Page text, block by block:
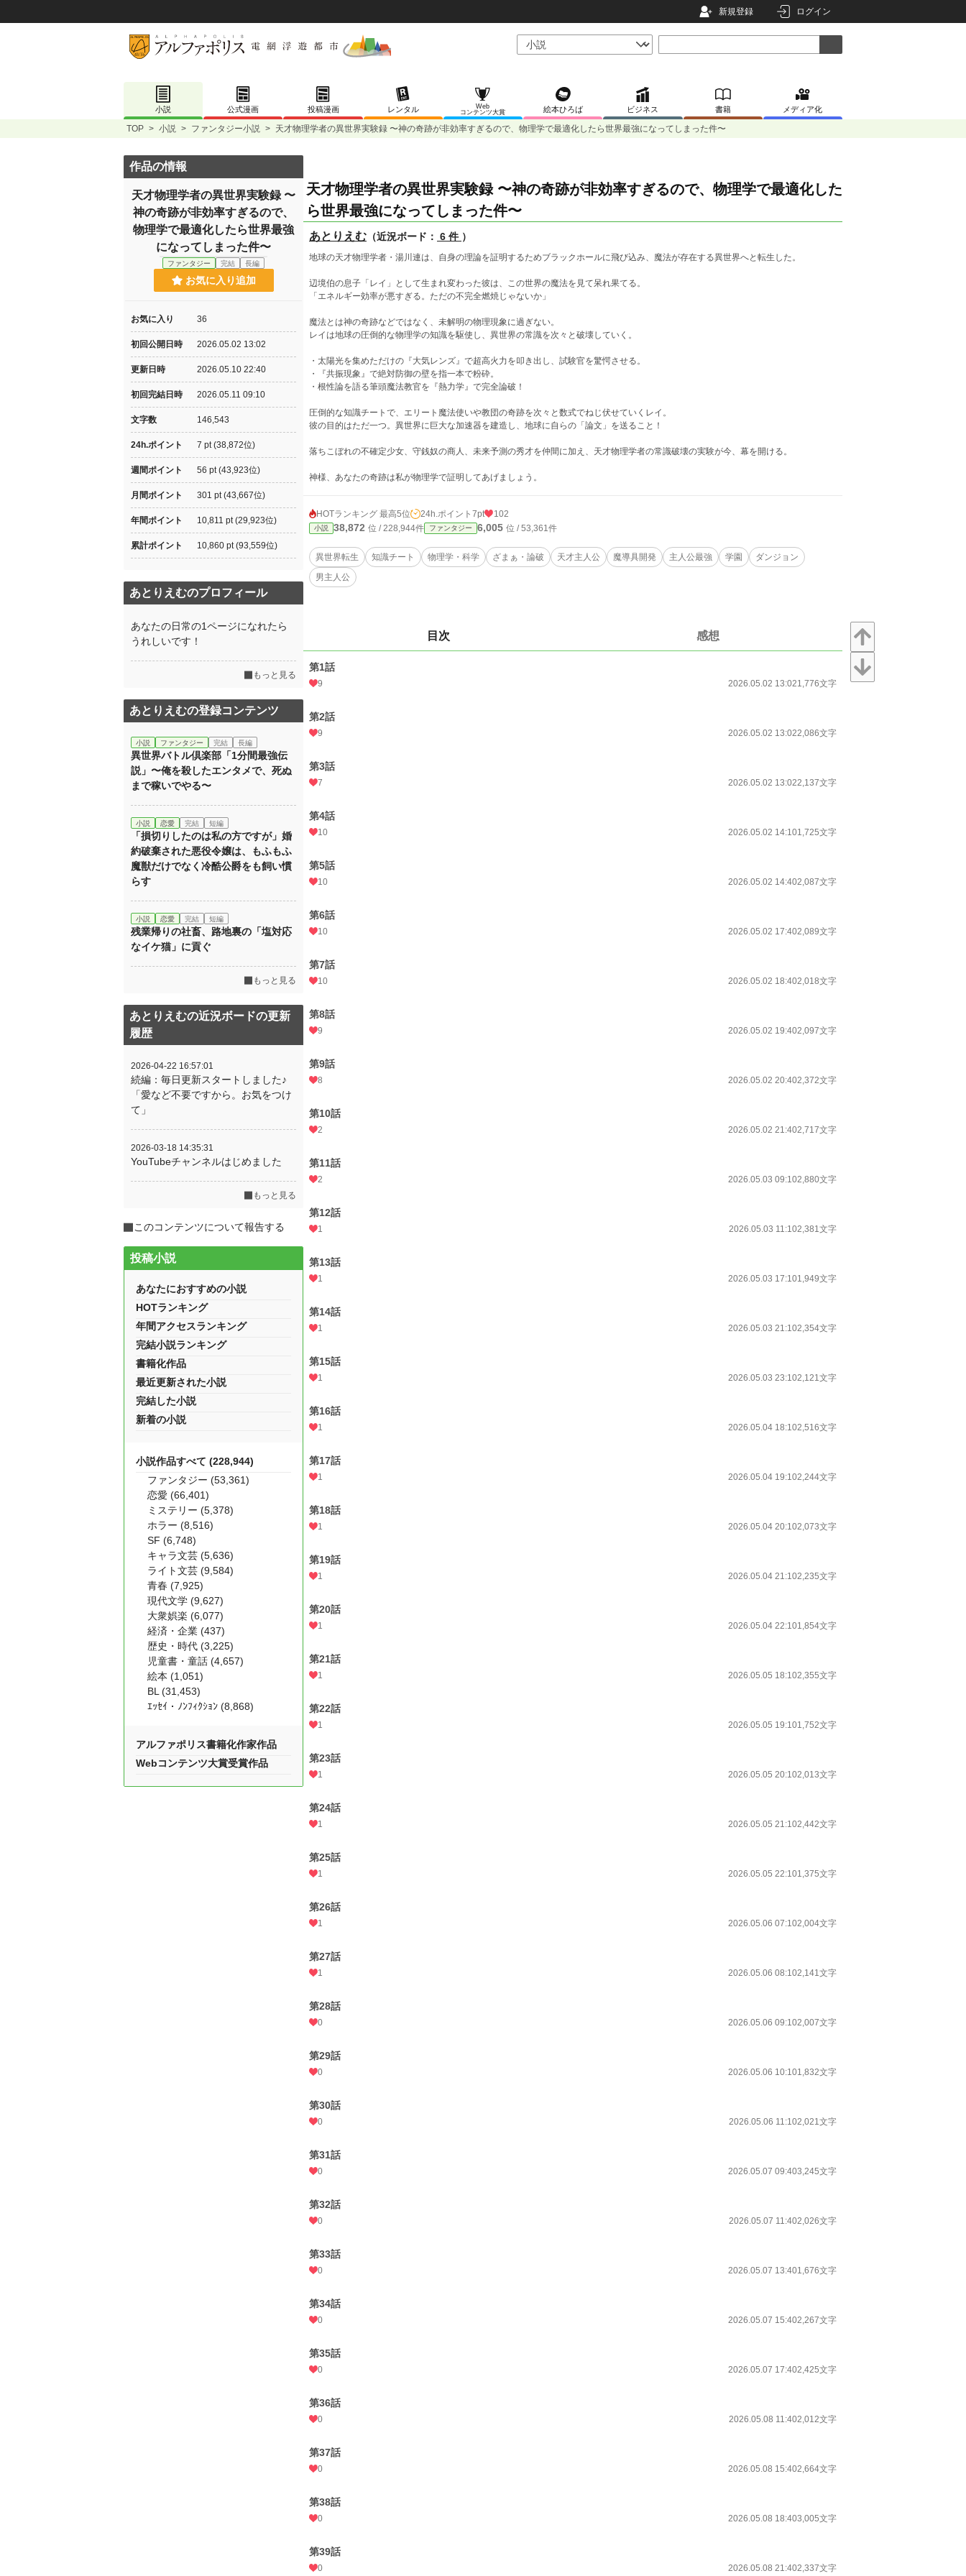
新規登録 ログイン
小説 公式漫画 投稿漫画 レンタル
Web
コンテンツ大賞
絵本ひろば ビジネス 書籍 メディア化
TOP > 小説 > ファンタジー小説 > 天才物理学者の異世界実験録 〜神の奇跡が非効率すぎるので、物理学で最適化したら世界最強になってしまった件〜
天才物理学者の異世界実験録 〜神の奇跡が非効率すぎるので、物理学で最適化した
ら世界最強になってしまった件〜
あとりえむ （近況ボード： 6 件 ）
地球の天才物理学者・湯川連は、自身の理論を証明するためブラックホールに飛び込み、魔法が存在する異世界へと転生した。
辺境伯の息子「レイ」として生まれ変わった彼は、この世界の魔法を見て呆れ果てる。
「エネルギー効率が悪すぎる。ただの不完全燃焼じゃないか」
魔法とは神の奇跡などではなく、未解明の物理現象に過ぎない。
レイは地球の圧倒的な物理学の知識を駆使し、異世界の常識を次々と破壊していく。
・太陽光を集めただけの『大気レンズ』で超高火力を叩き出し、試験官を驚愕させる。
・『共振現象』で絶対防御の壁を指一本で粉砕。
・根性論を語る筆頭魔法教官を『熱力学』で完全論破！
圧倒的な知識チートで、エリート魔法使いや教団の奇跡を次々と数式でねじ伏せていくレイ。
彼の目的はただ一つ。異世界に巨大な加速器を建造し、地球に自らの「論文」を送ること！
落ちこぼれの不確定少女、守銭奴の商人、未来予測の秀才を仲間に加え、天才物理学者の常識破壊の実験が今、幕を開ける。
神様、あなたの奇跡は私が物理学で証明してあげましょう。
HOTランキング 最高5位 24h.ポイント 7pt 102
小説 38,872 位 / 228,944件 ファンタジー 6,005 位 / 53,361件
異世界転生 知識チート 物理学・科学 ざまぁ・論破 天才主人公 魔導具開発 主人公最強 学園
ダンジョン
男主人公
目次 感想
第1話
9 2026.05.02 13:021,776文字
第2話
9 2026.05.02 13:022,086文字
第3話
7 2026.05.02 13:022,137文字
第4話
10 2026.05.02 14:101,725文字
第5話
10 2026.05.02 14:402,087文字
第6話
10 2026.05.02 17:402,089文字
第7話
10 2026.05.02 18:402,018文字
第8話
9 2026.05.02 19:402,097文字
第9話
8 2026.05.02 20:402,372文字
第10話
2 2026.05.02 21:402,717文字
第11話
2 2026.05.03 09:102,880文字
第12話
1 2026.05.03 11:102,381文字
第13話
1 2026.05.03 17:101,949文字
第14話
1 2026.05.03 21:102,354文字
第15話
1 2026.05.03 23:102,121文字
第16話
1 2026.05.04 18:102,516文字
第17話
1 2026.05.04 19:102,244文字
第18話
1 2026.05.04 20:102,073文字
第19話
1 2026.05.04 21:102,235文字
第20話
1 2026.05.04 22:101,854文字
第21話
1 2026.05.05 18:102,355文字
第22話
1 2026.05.05 19:101,752文字
第23話
1 2026.05.05 20:102,013文字
第24話
1 2026.05.05 21:102,442文字
第25話
1 2026.05.05 22:101,375文字
第26話
1 2026.05.06 07:102,004文字
第27話
1 2026.05.06 08:102,141文字
第28話
0 2026.05.06 09:102,007文字
第29話
0 2026.05.06 10:101,832文字
第30話
0 2026.05.06 11:102,021文字
第31話
0 2026.05.07 09:403,245文字
第32話
0 2026.05.07 11:402,026文字
第33話
0 2026.05.07 13:401,676文字
第34話
0 2026.05.07 15:402,267文字
第35話
0 2026.05.07 17:402,425文字
第36話
0 2026.05.08 11:402,012文字
第37話
0 2026.05.08 15:402,664文字
第38話
0 2026.05.08 18:403,005文字
第39話
0 2026.05.08 21:402,337文字
作品の情報
天才物理学者の異世界実験録 〜
神の奇跡が非効率すぎるので、
物理学で最適化したら世界最強
になってしまった件〜
ファンタジー 完結 長編
お気に入り追加
お気に入り 36
初回公開日時 2026.05.02 13:02
更新日時 2026.05.10 22:40
初回完結日時 2026.05.11 09:10
文字数 146,543
24h.ポイント 7 pt (38,872位)
週間ポイント 56 pt (43,923位)
月間ポイント 301 pt (43,667位)
年間ポイント 10,811 pt (29,923位)
累計ポイント 10,860 pt (93,559位)
あとりえむのプロフィール
あなたの日常の1ページになれたら
うれしいです！
もっと見る
あとりえむの登録コンテンツ
小説 ファンタジー 完結 長編
異世界バトル倶楽部「1分間最強伝
説」〜俺を殺したエンタメで、死ぬ
まで稼いでやる〜
小説 恋愛 完結 短編
「損切りしたのは私の方ですが」婚
約破棄された悪役令嬢は、もふもふ
魔獣だけでなく冷酷公爵をも飼い慣
らす
小説 恋愛 完結 短編
残業帰りの社畜、路地裏の「塩対応
なイケ猫」に貢ぐ
もっと見る
あとりえむの近況ボードの更新
履歴
2026-04-22 16:57:01
続編：毎日更新スタートしました♪
「愛など不要ですから。お気をつけ
て」
2026-03-18 14:35:31
YouTubeチャンネルはじめました
もっと見る
このコンテンツについて報告する
投稿小説
あなたにおすすめの小説
HOTランキング
年間アクセスランキング
完結小説ランキング
書籍化作品
最近更新された小説
完結した小説
新着の小説
小説作品すべて (228,944)
ファンタジー (53,361)
恋愛 (66,401)
ミステリー (5,378)
ホラー (8,516)
SF (6,748)
キャラ文芸 (5,636)
ライト文芸 (9,584)
青春 (7,925)
現代文学 (9,627)
大衆娯楽 (6,077)
経済・企業 (437)
歴史・時代 (3,225)
児童書・童話 (4,657)
絵本 (1,051)
BL (31,453)
ｴｯｾｲ・ﾉﾝﾌｨｸｼｮﾝ (8,868)
アルファポリス書籍化作家作品
Webコンテンツ大賞受賞作品